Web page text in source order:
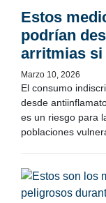
Estos
podrían
arritmias si
Marzo 10, 2026
El consumo
desde
es un riesgo para
poblaciones